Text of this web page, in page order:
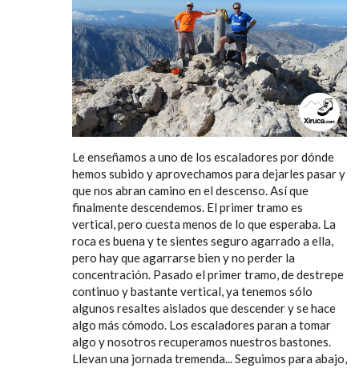
Le enseñamos a uno de los escaladores por dónde
hemos subido y aprovechamos para dejarles pasar y
que nos abran camino en el descenso. Así que
finalmente descendemos. El primer tramo es
vertical, pero cuesta menos de lo que esperaba. La
roca es buena y te sientes seguro agarrado a ella,
pero hay que agarrarse bien y no perder la
concentración. Pasado el primer tramo, de destrepe
continuo y bastante vertical, ya tenemos sólo
algunos resaltes aislados que descender y se hace
algo más cómodo. Los escaladores paran a tomar
algo y nosotros recuperamos nuestros bastones.
Llevan una jornada tremenda... Seguimos para abajo,